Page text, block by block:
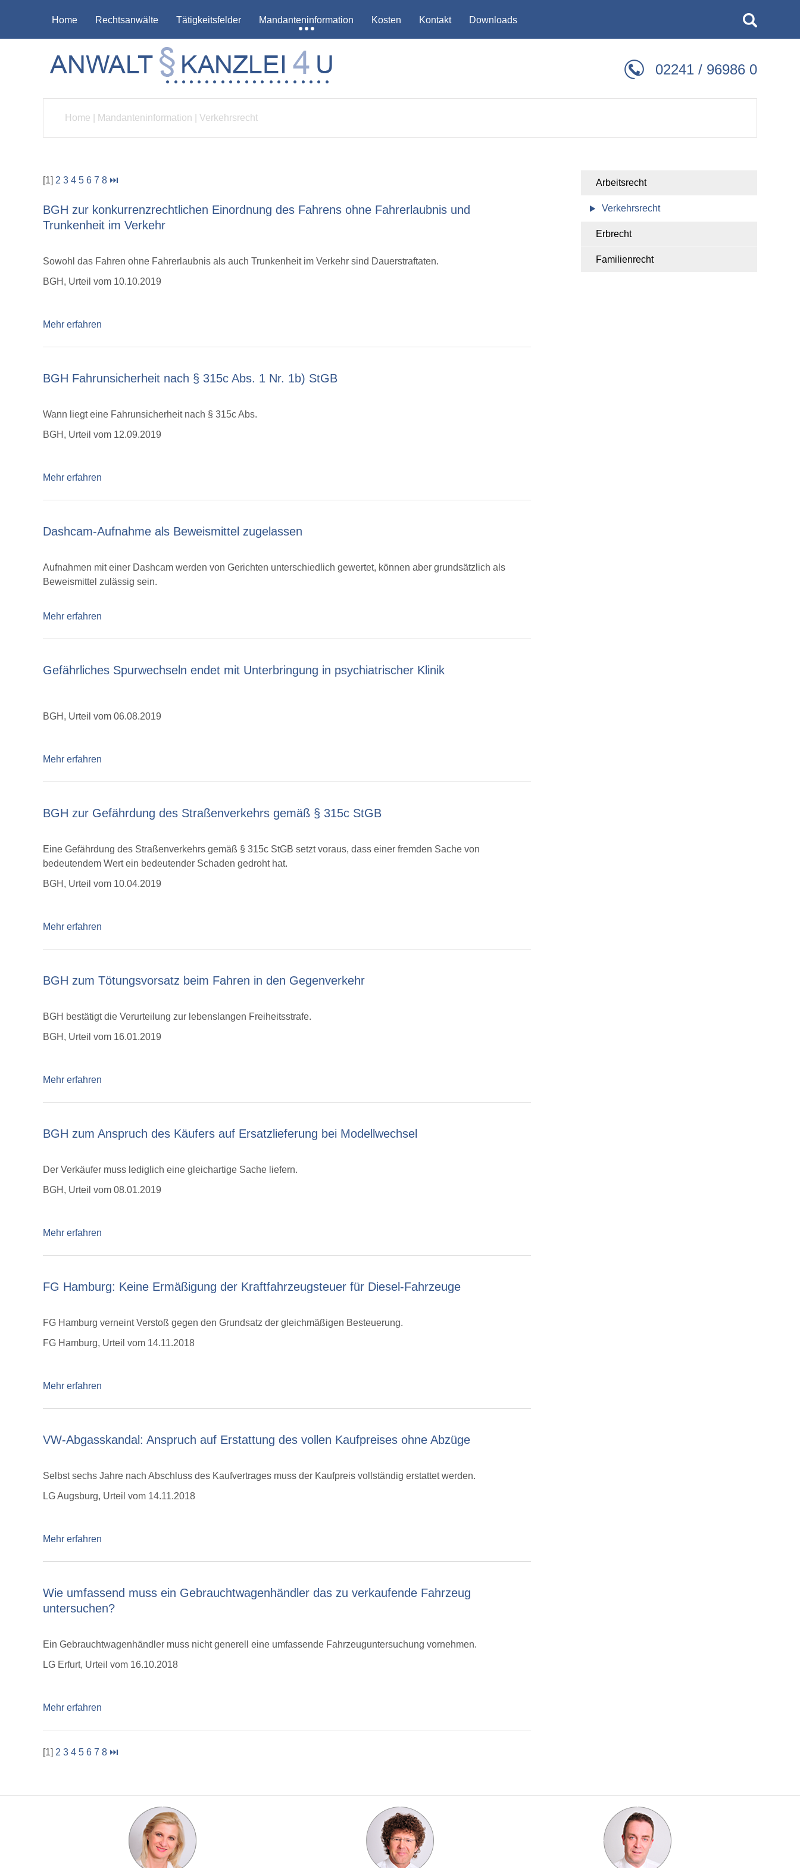
Home Rechtsanwälte Tätigkeitsfelder Mandanteninformation Kosten Kontakt Downloads
02241 / 96986 0
Home Mandanteninformation Verkehrsrecht
Arbeitsrecht
Verkehrsrecht
Erbrecht
Familienrecht
[1] 2 3 4 5 6 7 8 ⏭
BGH zur konkurrenzrechtlichen Einordnung des Fahrens ohne Fahrerlaubnis und
Trunkenheit im Verkehr
Sowohl das Fahren ohne Fahrerlaubnis als auch Trunkenheit im Verkehr sind Dauerstraftaten.
BGH, Urteil vom 10.10.2019
Mehr erfahren
BGH Fahrunsicherheit nach § 315c Abs. 1 Nr. 1b) StGB
Wann liegt eine Fahrunsicherheit nach § 315c Abs.
BGH, Urteil vom 12.09.2019
Mehr erfahren
Dashcam-Aufnahme als Beweismittel zugelassen
Aufnahmen mit einer Dashcam werden von Gerichten unterschiedlich gewertet, können aber grundsätzlich als
Beweismittel zulässig sein.
Mehr erfahren
Gefährliches Spurwechseln endet mit Unterbringung in psychiatrischer Klinik
BGH, Urteil vom 06.08.2019
Mehr erfahren
BGH zur Gefährdung des Straßenverkehrs gemäß § 315c StGB
Eine Gefährdung des Straßenverkehrs gemäß § 315c StGB setzt voraus, dass einer fremden Sache von
bedeutendem Wert ein bedeutender Schaden gedroht hat.
BGH, Urteil vom 10.04.2019
Mehr erfahren
BGH zum Tötungsvorsatz beim Fahren in den Gegenverkehr
BGH bestätigt die Verurteilung zur lebenslangen Freiheitsstrafe.
BGH, Urteil vom 16.01.2019
Mehr erfahren
BGH zum Anspruch des Käufers auf Ersatzlieferung bei Modellwechsel
Der Verkäufer muss lediglich eine gleichartige Sache liefern.
BGH, Urteil vom 08.01.2019
Mehr erfahren
FG Hamburg: Keine Ermäßigung der Kraftfahrzeugsteuer für Diesel-Fahrzeuge
FG Hamburg verneint Verstoß gegen den Grundsatz der gleichmäßigen Besteuerung.
FG Hamburg, Urteil vom 14.11.2018
Mehr erfahren
VW-Abgasskandal: Anspruch auf Erstattung des vollen Kaufpreises ohne Abzüge
Selbst sechs Jahre nach Abschluss des Kaufvertrages muss der Kaufpreis vollständig erstattet werden.
LG Augsburg, Urteil vom 14.11.2018
Mehr erfahren
Wie umfassend muss ein Gebrauchtwagenhändler das zu verkaufende Fahrzeug
untersuchen?
Ein Gebrauchtwagenhändler muss nicht generell eine umfassende Fahrzeuguntersuchung vornehmen.
LG Erfurt, Urteil vom 16.10.2018
Mehr erfahren
[1] 2 3 4 5 6 7 8 ⏭